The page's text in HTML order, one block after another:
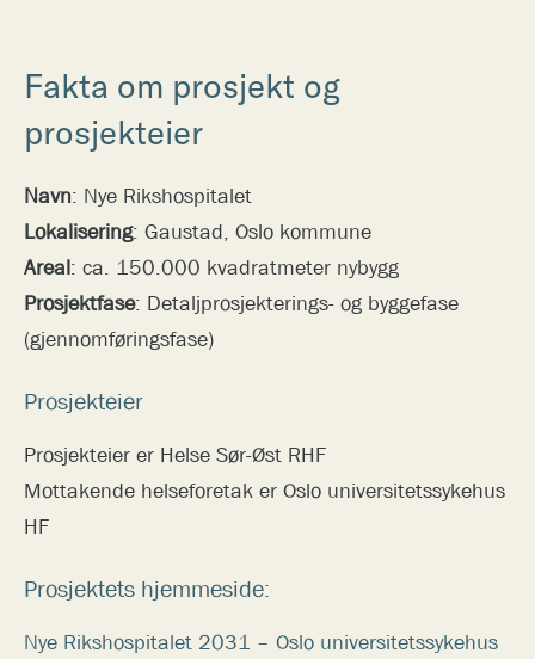
Fakta om prosjekt og
prosjekteier
Navn: Nye Rikshospitalet
Lokalisering: Gaustad, Oslo kommune
Areal: ca. 150.000 kvadratmeter nybygg
Prosjektfase: Detaljprosjekterings- og byggefase
(gjennomføringsfase)
Prosjekteier
Prosjekteier er Helse Sør-Øst RHF
Mottakende helseforetak er Oslo universitetssykehus
HF
Prosjektets hjemmeside:
Nye Rikshospitalet 2031 – Oslo universitetssykehus